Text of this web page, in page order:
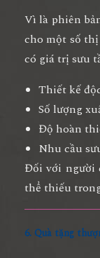
Vì là phiên
cho một số
có giá trị sưu
Thiết kế
Số lượng
Độ hoàn
Nhu cầu
Đối với người
thể thiếu
6. Quà tặng